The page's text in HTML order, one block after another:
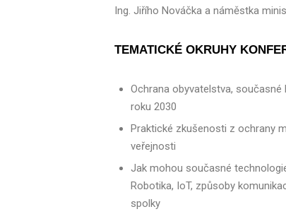
Ing. Jiřího Nováčka a náměstka
TEMATICKÉ OKRUHY
Ochrana obyvatelstva,
roku 2030
Praktické zkušenosti z ochrany
veřejnosti
Jak mohou současné
Robotika, IoT, způsoby
spolky